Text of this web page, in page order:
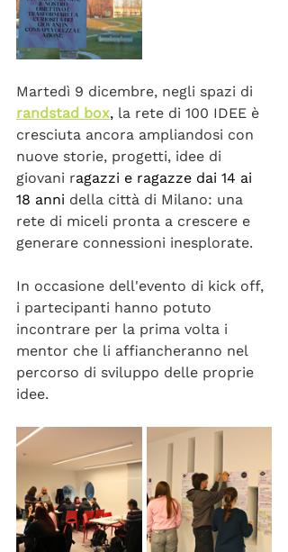
Martedì 9 dicembre, negli spazi di
randstad box, la rete di 100 IDEE è
cresciuta ancora ampliandosi con
nuove storie, progetti, idee di
giovani ragazzi e ragazze dai 14 ai
18 anni della città di Milano: una
rete di miceli pronta a crescere e
generare connessioni inesplorate.
In occasione dell'evento di kick off,
i partecipanti hanno potuto
incontrare per la prima volta i
mentor che li affiancheranno nel
percorso di sviluppo delle proprie
idee.